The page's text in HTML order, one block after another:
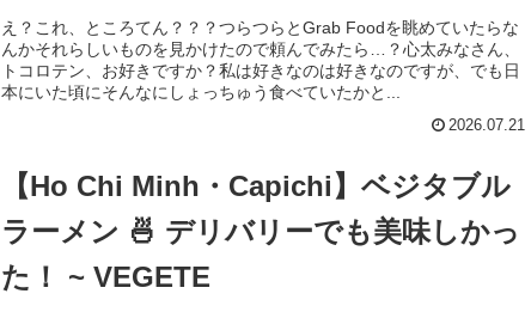
え？これ、ところてん？？？つらつらとGrab Foodを眺めていたらな
んかそれらしいものを見かけたので頼んでみたら…？心太みなさん、
トコロテン、お好きですか？私は好きなのは好きなのですが、でも日
本にいた頃にそんなにしょっちゅう食べていたかと...
2026.07.21
【Ho Chi Minh・Capichi】ベジタブル
ラーメン 🍜 デリバリーでも美味しかっ
た！ ~ VEGETE